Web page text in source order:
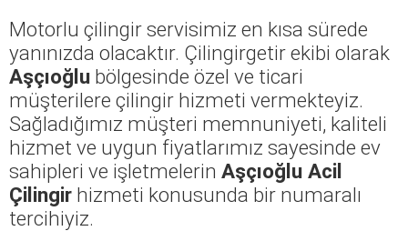
Motorlu çilingir servisimiz en kısa sürede
yanınızda olacaktır. Çilingirgetir ekibi olarak
Aşçıoğlu bölgesinde özel ve ticari
müşterilere çilingir hizmeti vermekteyiz.
Sağladığımız müşteri memnuniyeti, kaliteli
hizmet ve uygun fiyatlarımız sayesinde ev
sahipleri ve işletmelerin Aşçıoğlu Acil
Çilingir hizmeti konusunda bir numaralı
tercihiyiz.